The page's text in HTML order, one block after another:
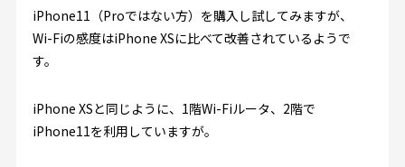
iPhone11（Proではない方）を購入し試してみますが、
Wi-Fiの感度はiPhone XSに比べて改善されているようで
す。
iPhone XSと同じように、1階Wi-Fiルータ、2階で
iPhone11を利用していますが。